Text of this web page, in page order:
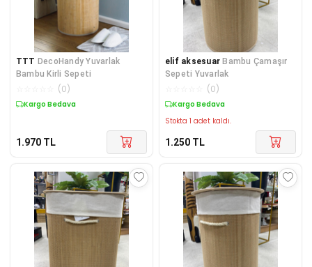
TTT DecoHandy Yuvarlak
Bambu Kirli Sepeti
(0)
Kargo Bedava
1.970 TL
elif aksesuar Bambu Çamaşır
Sepeti Yuvarlak
(0)
Kargo Bedava
Stokta 1 adet kaldı.
1.250 TL